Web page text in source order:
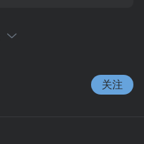
关注